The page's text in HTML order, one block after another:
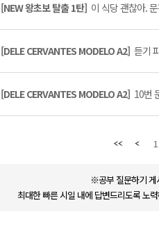
[NEW 왕초보 탈출 1탄] 이 식당 괜찮아.
[DELE CERVANTES MODELO A2] 듣기
[DELE CERVANTES MODELO A2] 10번
※공부 질문하기 게
최대한 빠른 시일 내에 답변드리도록 노